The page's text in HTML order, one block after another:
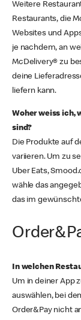
Weitere
Restaurants, die
Websites und
je nachdem, an
McDelivery® zu
deine
liefern kann.
Woher weiss ich,
sind?
Die Produkte auf
variieren. Um zu
Uber Eats,
wähle das
das im
In welchen
Um in deiner App
auswählen, bei
Order&Pay nicht